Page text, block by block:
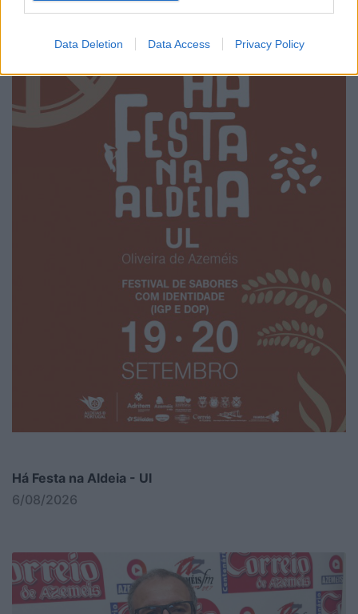
Data Deletion Data Access Privacy Policy
Há Festa na Aldeia - Ul
6/08/2026